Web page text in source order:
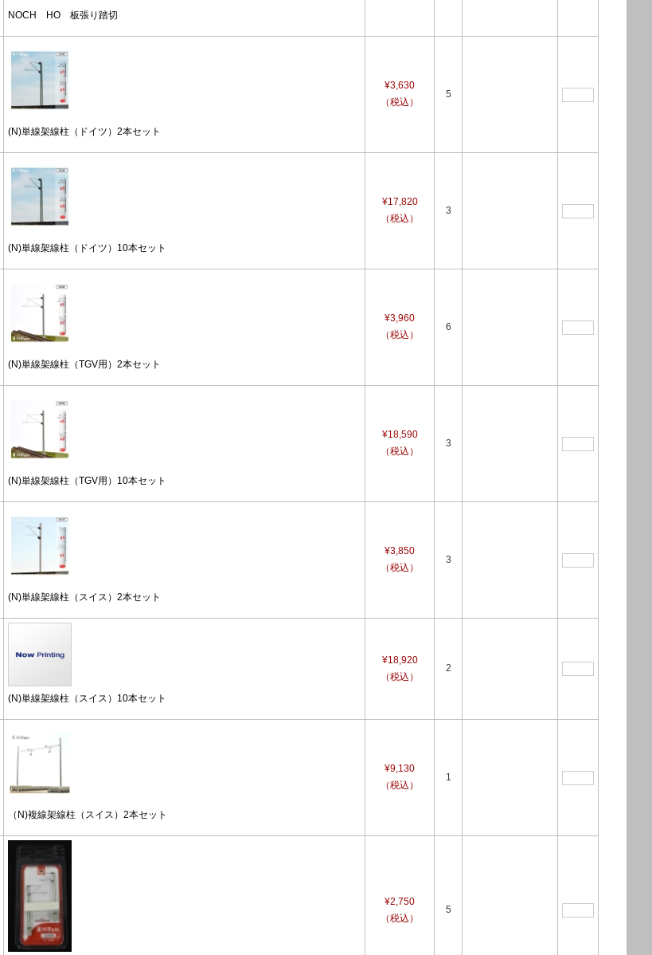
NOCH HO 板張り踏切
(N)単線架線柱（ドイツ）2本セット
¥3,630
（税込）
5
(N)単線架線柱（ドイツ）10本セット
¥17,820
（税込）
3
(N)単線架線柱（TGV用）2本セット
¥3,960
（税込）
6
(N)単線架線柱（TGV用）10本セット
¥18,590
（税込）
3
(N)単線架線柱（スイス）2本セット
¥3,850
（税込）
3
(N)単線架線柱（スイス）10本セット
¥18,920
（税込）
2
（N)複線架線柱（スイス）2本セット
¥9,130
（税込）
1
¥2,750
（税込）
5